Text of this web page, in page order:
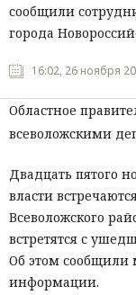
сообщили
города
16:02, 26 ноября
Областное
всеволожскими
Двадцать пятого
власти
Всеволожского
встретятся с
Об этом сообщили
информации.